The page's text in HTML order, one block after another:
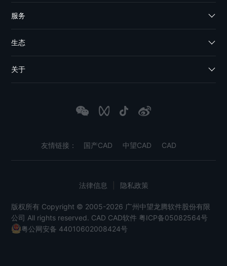
服务
生态
关于
友情链接： 国产CAD 中望CAD CAD
版权所有 Copyright © 2005-2026 广州中望龙腾软件股份有限
公司 All rights reserved. CAD CAD软件 粤ICP备05082564号
粤公网安备 44010602008424号
法律信息 隐私政策